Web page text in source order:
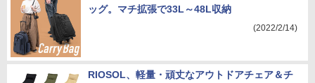
ッグ。マチ拡張で33L～48L収納
(2022/2/14)
RIOSOL、軽量・頑丈なアウトドアチェア＆チ